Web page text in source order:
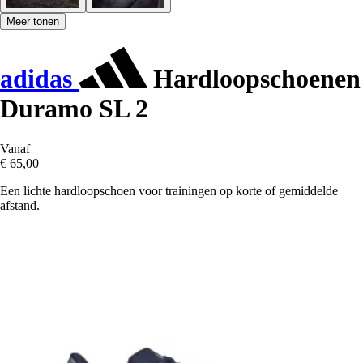
Meer tonen
adidas
Hardloopschoenen
Duramo SL 2
Vanaf
€ 65,00
Een lichte hardloopschoen voor trainingen op korte of gemiddelde
afstand.